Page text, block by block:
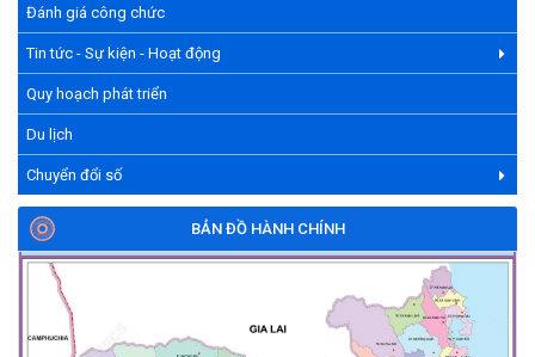
Đánh giá công chức
Tin tức - Sự kiện - Hoạt động
Quy hoạch phát triển
Du lịch
Chuyển đổi số
BẢN ĐỒ HÀNH CHÍNH